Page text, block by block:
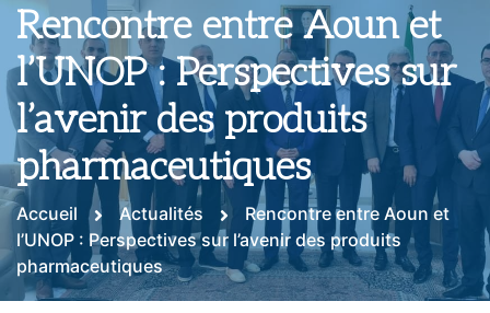
Rencontre entre Aoun et
l’UNOP : Perspectives sur
l’avenir des produits
pharmaceutiques
Accueil Actualités
Rencontre entre Aoun et
l’UNOP : Perspectives sur l’avenir des produits
pharmaceutiques